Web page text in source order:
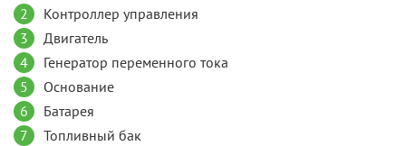
2
Контроллер управления
3
Двигатель
4
Генератор переменного тока
5
Основание
6
Батарея
7
Топливный бак